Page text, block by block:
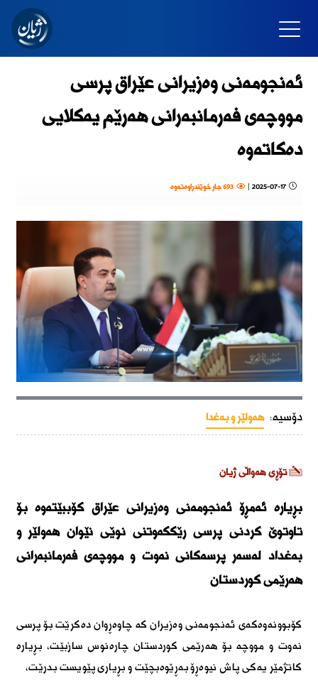
ئەنجومەنی وەزیرانی عێراق پرسی
مووچەی فەرمانبەرانی هەرێم یەکلایی
دەکاتەوە
2025-07-17
| 693 جار خوێندراوەتەوە
دۆسیە:هەولێر و بەغدا
تۆڕی هەواڵی ژیان
بڕیارە ئەمڕۆ ئەنجومەنی وەزیرانی عێراق کۆببێتەوە بۆ
تاوتوێ کردنی پرسی رێککەوتنی نوێی نێوان هەولێر و
بەغداد لەسەر پرسەکانی نەوت و مووچەی فەرمانبەرانی
هەرێمی کوردستان
کۆبوونەوەکەی ئەنجومەنی وەزیران کە چاوەڕوان دەکرێت بۆ پرسی
نەوت و مووچە بۆ هەرێمی کوردستان چارەنوس سازبێت، بڕیارە
کاتژمێر یەکی پاش نیوەڕۆ بەڕێوەبچێت و بڕیاری پێویست بدرێت،